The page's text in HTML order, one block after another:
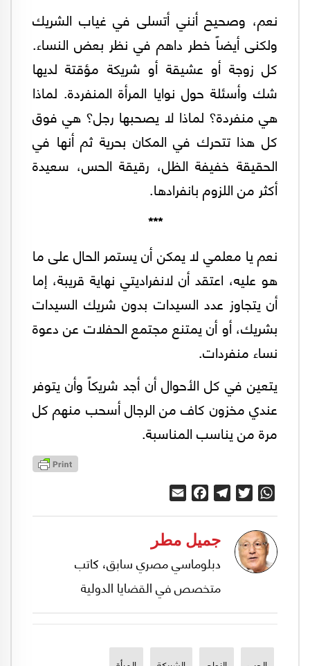
نعم، وصحيح أنني أتسلى في غياب الشريك
ولكنى أيضاً خطر داهم في نظر بعض النساء.
كل زوجة أو عشيقة أو شريكة مؤقتة لديها
شك وأسئلة حول نوايا المرأة المنفردة. لماذا
هي منفردة؟ لماذا لا يصحبها رجل؟ هي فوق
كل هذا تتحرك في المكان بحرية ثم أنها في
الحقيقة خفيفة الظل، رقيقة الحس، سعيدة
أكثر من اللزوم بانفرادها.
***
نعم يا معلمي لا يمكن أن يستمر الحال على ما
هو عليه، اعتقد أن لانفراديتي نهاية قريبة، إما
أن يتجاوز عدد السيدات بدون شريك السيدات
بشريك، أو أن يمتنع مجتمع الحفلات عن دعوة
نساء منفردات.
يتعين في كل الأحوال أن أجد شريكاً وأن يتوفر
عندي مخزون كاف من الرجال أسحب منهم كل
مرة من يناسب المناسبة.
WhatsApp
Twitter
Telegram
Facebook
جميل مطر
دبلوماسي مصري سابق، كاتب
متخصص في القضايا الدولية